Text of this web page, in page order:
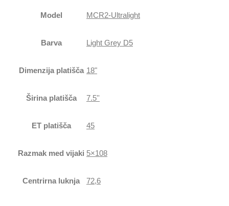
Model MCR2-Ultralight
Barva Light Grey D5
Dimenzija platišča 18"
Širina platišča 7.5''
ET platišča 45
Razmak med vijaki 5×108
Centrirna luknja 72,6